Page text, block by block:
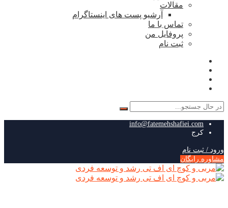
مقالات
آرشیو پست های اینستاگرام
تماس با ما
پروفایل من
ثبت نام
جستجو
info@fatemehshafiei.com
کرج
ورود / ثبت نام
مشاوره رایگان